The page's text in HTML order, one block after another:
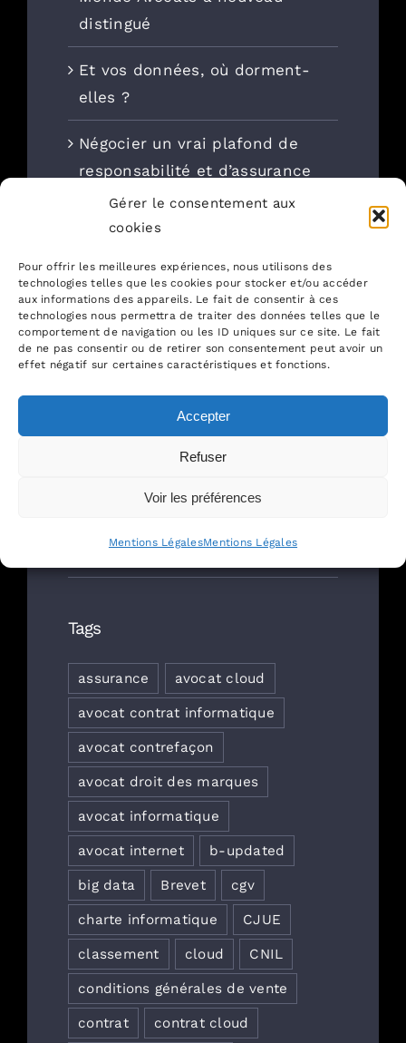
Gérer le consentement aux
cookies
Pour offrir les meilleures expériences, nous utilisons des
technologies telles que les cookies pour stocker et/ou accéder
aux informations des appareils. Le fait de consentir à ces
technologies nous permettra de traiter des données telles que le
comportement de navigation ou les ID uniques sur ce site. Le fait
de ne pas consentir ou de retirer son consentement peut avoir un
effet négatif sur certaines caractéristiques et fonctions.
Accepter
Refuser
Voir les préférences
Mentions LégalesMentions Légales
distingué
Et vos données, où dorment-
elles ?
Négocier un vrai plafond de
responsabilité et d’assurance
cyber dans les contrats
informatiques
Projet IT : la petite formalité
qui change tout (et qui n’est
donc pas qu’une simple
formalité)
DSI, shadow Ai, BYOAI :
comment gérer les multiples
tests d’IA par les salariés ?
Cyber-résilience : réellement
Tags
assurance avocat cloud
avocat contrat informatique
avocat contrefaçon
avocat droit des marques
avocat informatique
avocat internet b-updated
big data Brevet cgv
charte informatique CJUE
classement cloud CNIL
conditions générales de vente
contrat contrat cloud